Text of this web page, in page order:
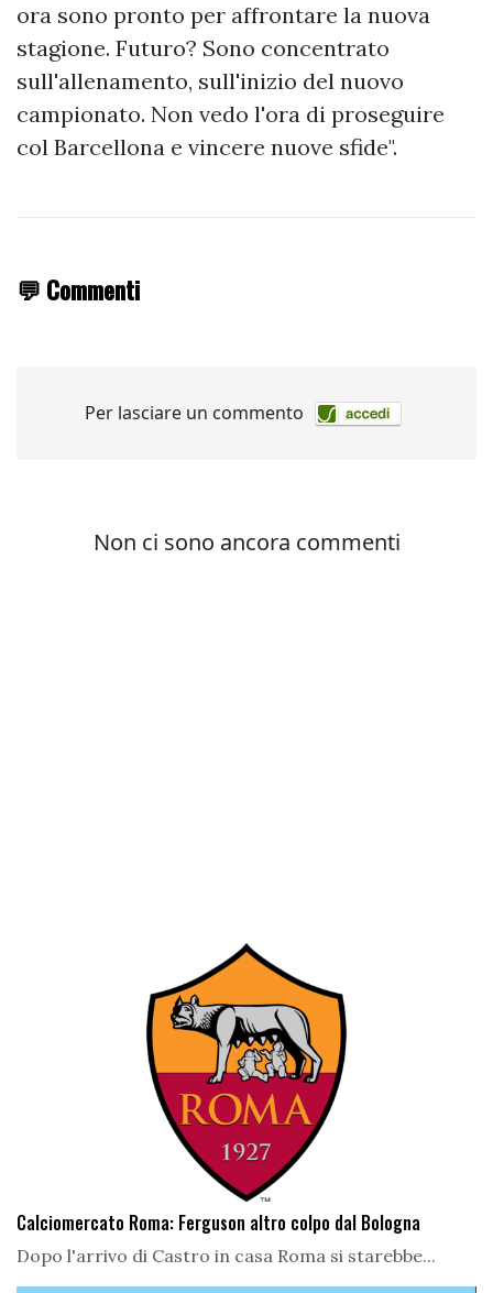
ora sono pronto per affrontare la nuova
stagione. Futuro? Sono concentrato
sull'allenamento, sull'inizio del nuovo
campionato. Non vedo l'ora di proseguire
col Barcellona e vincere nuove sfide".
💬 Commenti
Calciomercato Roma: Ferguson altro colpo dal Bologna
Dopo l'arrivo di Castro in casa Roma si starebbe...